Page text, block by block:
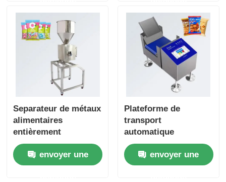
Separateur de métaux
alimentaires
entièrement
automatique
Separateur de
particules de
envoyer une
Plateforme de
transport
automatique
professionnelle à
bande de transport de
petite taille Balance
envoyer une